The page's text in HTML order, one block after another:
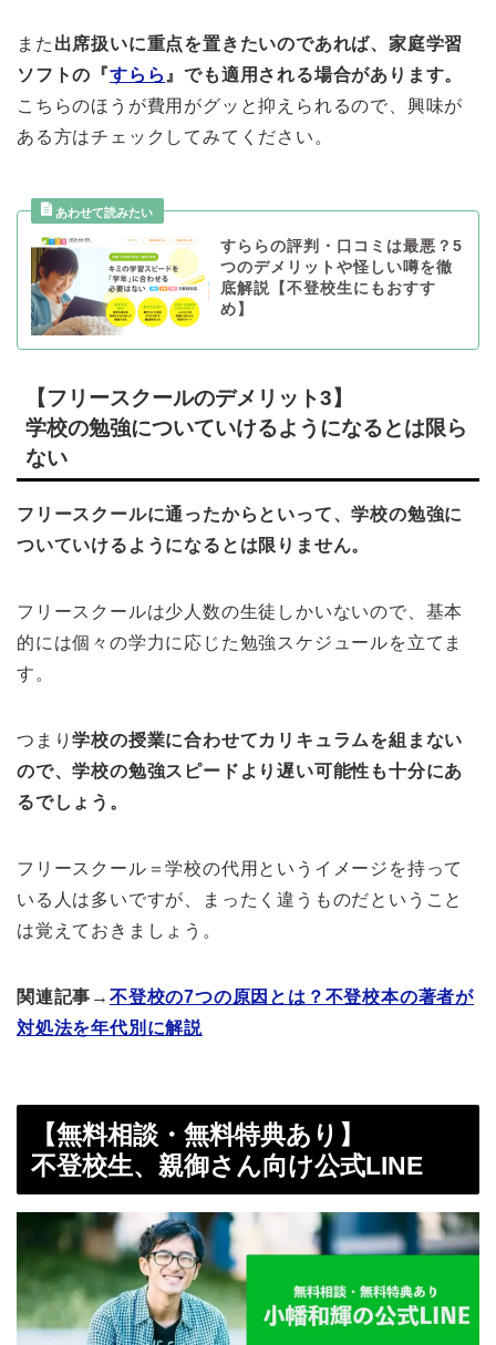
また 出席扱いに重点を置きたいのであれば、家庭学習
ソフトの『すらら 』でも適用される場合があります。
こちらのほうが費用がグッと抑えられるので、興味が
ある方はチェックしてみてください。
すららの評判・口コミは最悪？5
つのデメリットや怪しい噂を徹
底解説【不登校生にもおすす
め】
【フリースクールのデメリット3】
学校の勉強についていけるようになるとは限ら
ない
フリースクールに通ったからといって、学校の勉強に
ついていけるようになるとは限りません。
フリースクールは少人数の生徒しかいないので、基本
的には個々の学力に応じた勉強スケジュールを立てま
す。
つまり学校の授業に合わせてカリキュラムを組まない
ので、学校の勉強スピードより遅い可能性も十分にあ
るでしょう。
フリースクール＝学校の代用というイメージを持って
いる人は多いですが、まったく違うものだということ
は覚えておきましょう。
関連記事→ 不登校の7つの原因とは？不登校本の著者が
対処法を年代別に解説
【無料相談・無料特典あり】
不登校生、親御さん向け公式LINE